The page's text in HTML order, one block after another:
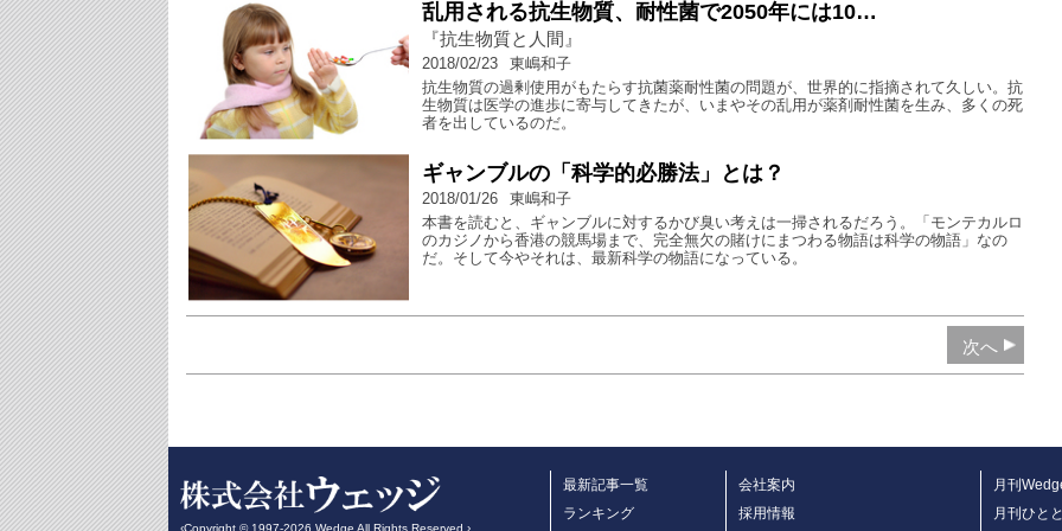
乱用される抗生物質、耐性菌で2050年には10…
『抗生物質と人間』
2018/02/23
東嶋和子
抗生物質の過剰使用がもたらす抗菌薬耐性菌の問題が、世界的に指摘されて久しい。抗
生物質は医学の進歩に寄与してきたが、いまやその乱用が薬剤耐性菌を生み、多くの死
者を出しているのだ。
ギャンブルの「科学的必勝法」とは？
2018/01/26
東嶋和子
本書を読むと、ギャンブルに対するかび臭い考えは一掃されるだろう。「モンテカルロ
のカジノから香港の競馬場まで、完全無欠の賭けにまつわる物語は科学の物語」なの
だ。そして今やそれは、最新科学の物語になっている。
次へ
‹Copyright © 1997-2026 Wedge All Rights Reserved.›
最新記事一覧
ランキング
会社案内
採用情報
月刊
月刊ひと